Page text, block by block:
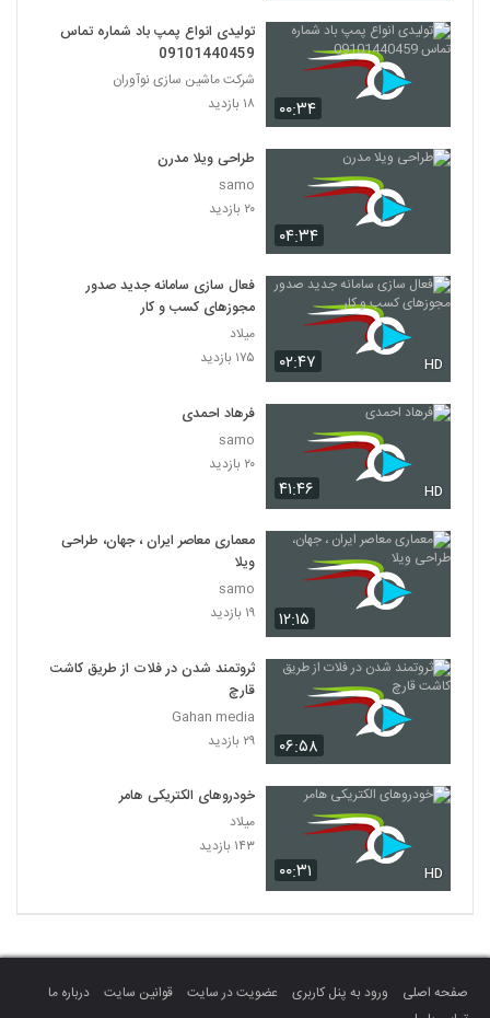
۰۰:۳۴
تولیدی انواع پمپ باد شماره تماس
09101440459
شرکت ماشین سازی نوآوران
۱۸ بازدید
۰۴:۳۴
طراحی ویلا مدرن
samo
۲۰ بازدید
۰۲:۴۷ HD
فعال سازی سامانه جدید صدور
مجوزهای کسب و کار
میلاد
۱۷۵ بازدید
۴۱:۴۶ HD
فرهاد احمدی
samo
۲۰ بازدید
۱۲:۱۵
معماری معاصر ایران ، جهان، طراحی
ویلا
samo
۱۹ بازدید
۰۶:۵۸
ثروتمند شدن در فلات از طریق کاشت
قارچ
Gahan media
۲۹ بازدید
۰۰:۳۱ HD
خودروهای الکتریکی هامر
میلاد
۱۴۳ بازدید
صفحه اصلی ورود به پنل کاربری عضویت در سایت قوانین سایت
درباره ما